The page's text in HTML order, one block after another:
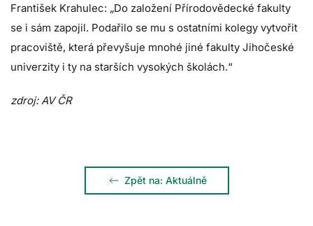
František Krahulec: „Do založení Přírodovědecké fakulty
se i sám zapojil. Podařilo se mu s ostatními kolegy vytvořit
pracoviště, která převyšuje mnohé jiné fakulty Jihočeské
univerzity i ty na starších vysokých školách.“
zdroj: AV ČR
Zpět na: Aktuálně